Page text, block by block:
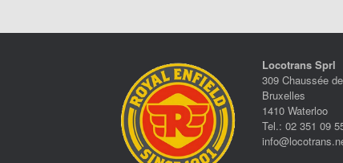
Locotrans Sprl
309 Chaussée de
Bruxelles
1410 Waterloo
Tel.: 02 351 09